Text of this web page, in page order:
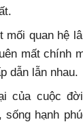
mối quan hệ
mất chính
dẫn lẫn nhau.
của cuộc
sống hạnh